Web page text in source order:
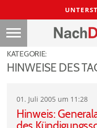
KATEGORIE:
HINWEISE DES
01. Juli 2005 um 11:28
Hinweis: